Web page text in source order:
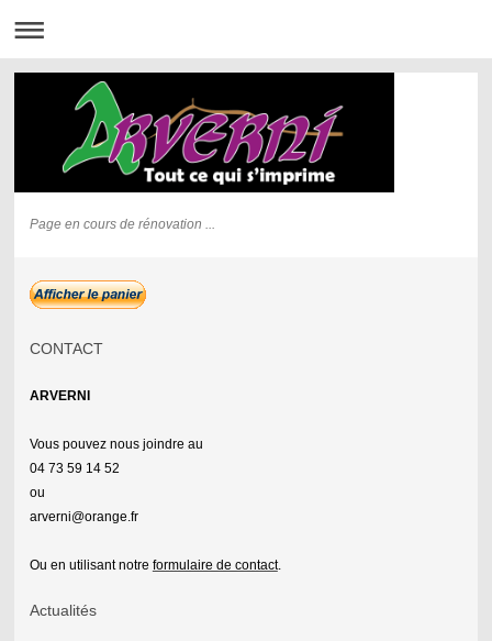
Page en cours de rénovation ...
CONTACT
ARVERNI
Vous pouvez nous joindre au
04 73 59 14 52
ou
arverni@orange.fr
Ou en utilisant notre formulaire de contact.
Actualités